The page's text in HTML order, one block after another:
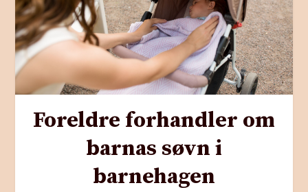
Foreldre forhandler om
barnas søvn i
barnehagen